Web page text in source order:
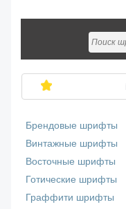
Брендовые шрифты
Винтажные шрифты
Восточные шрифты
Готические шрифты
Граффити шрифты